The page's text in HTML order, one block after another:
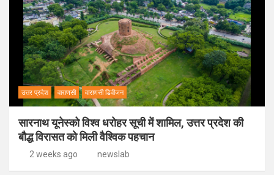
उत्तर प्रदेश वाराणसी वाराणसी डिवीजन
सारनाथ यूनेस्को विश्व धरोहर सूची में शामिल, उत्तर प्रदेश की
बौद्ध विरासत को मिली वैश्विक पहचान
2 weeks ago newslab